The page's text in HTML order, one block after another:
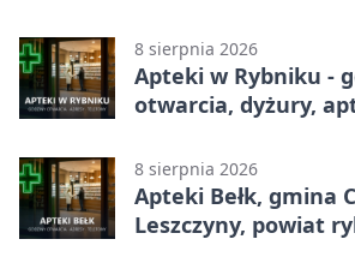
8 sierpnia 2026
Apteki w Rybniku -
otwarcia, dyżury,
8 sierpnia 2026
Apteki Bełk, gmina
Leszczyny, powiat